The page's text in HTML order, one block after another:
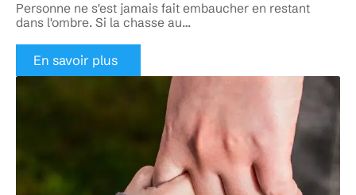
Personne ne s'est jamais fait embaucher en restant
dans l'ombre. Si la chasse au…
En savoir plus